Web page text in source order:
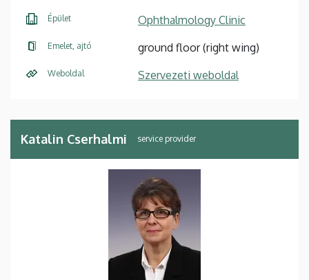
Épület Ophthalmology Clinic
Emelet, ajtó ground floor (right wing)
Weboldal Szervezeti weboldal
Katalin Cserhalmi service provider